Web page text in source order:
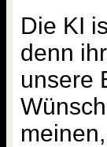
Die KI
denn
unsere